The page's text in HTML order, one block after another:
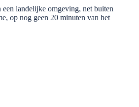
een landelijke omgeving, net buiten
op nog geen 20 minuten van het